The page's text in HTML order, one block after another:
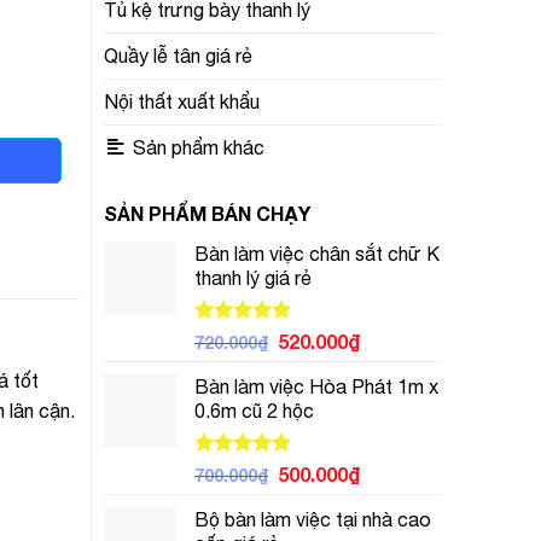
Tủ kệ trưng bày thanh lý
Quầy lễ tân giá rẻ
Nội thất xuất khẩu
Sản phẩm khác
SẢN PHẨM BÁN CHẠY
Bàn làm việc chân sắt chữ K
thanh lý giá rẻ
Được xếp
5.00
5 sao
720.000₫ Giá
là:
720.000₫.
520.000₫Giá
tại
Bàn làm việc Hòa Phát 1m x
0.6m cũ 2 hộc
Được xếp
5.00
5 sao
700.000₫ Giá
là:
500.000₫Giá
tại
Bộ bàn làm việc tại nhà cao
tốt
cận.